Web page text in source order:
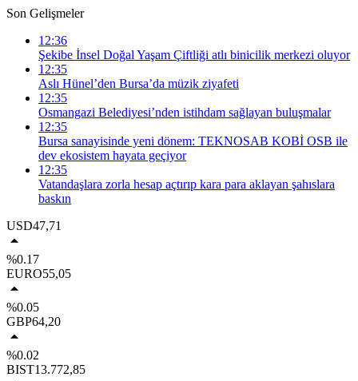
Son Gelişmeler
12:36
Şekibe İnsel Doğal Yaşam Çiftliği atlı binicilik merkezi oluyor
12:35
Aslı Hünel’den Bursa’da müzik ziyafeti
12:35
Osmangazi Belediyesi’nden istihdam sağlayan buluşmalar
12:35
Bursa sanayisinde yeni dönem: TEKNOSAB KOBİ OSB ile
dev ekosistem hayata geçiyor
12:35
Vatandaşlara zorla hesap açtırıp kara para aklayan şahıslara
baskın
USD47,71
%0.17
EURO55,05
%0.05
GBP64,20
%0.02
BIST13.772,85